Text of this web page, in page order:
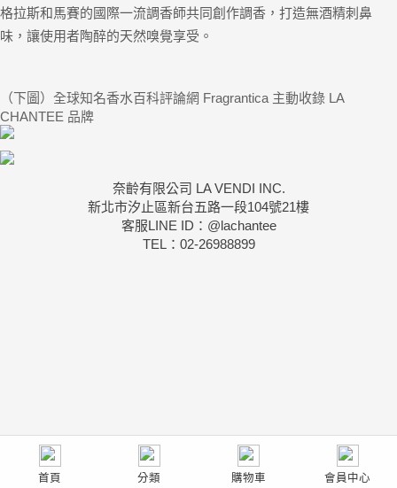
格拉斯和馬賽的國際一流調香師共同創作調香，打造無酒精刺鼻
味，讓使用者陶醉的天然嗅覺享受。
（下圖）全球知名香水百科評論網 Fragrantica 主動收錄 LA
CHANTEE 品牌
奈齡有限公司 LA VENDI INC.
新北市汐止區新台五路一段104號21樓
客服LINE ID：@lachantee
TEL：02-26988899
首頁 分類 購物車 會員中心